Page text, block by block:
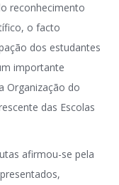
reconhecimento
o facto
dos estudantes
importante
Organização do
das Escolas
afirmou-se pela